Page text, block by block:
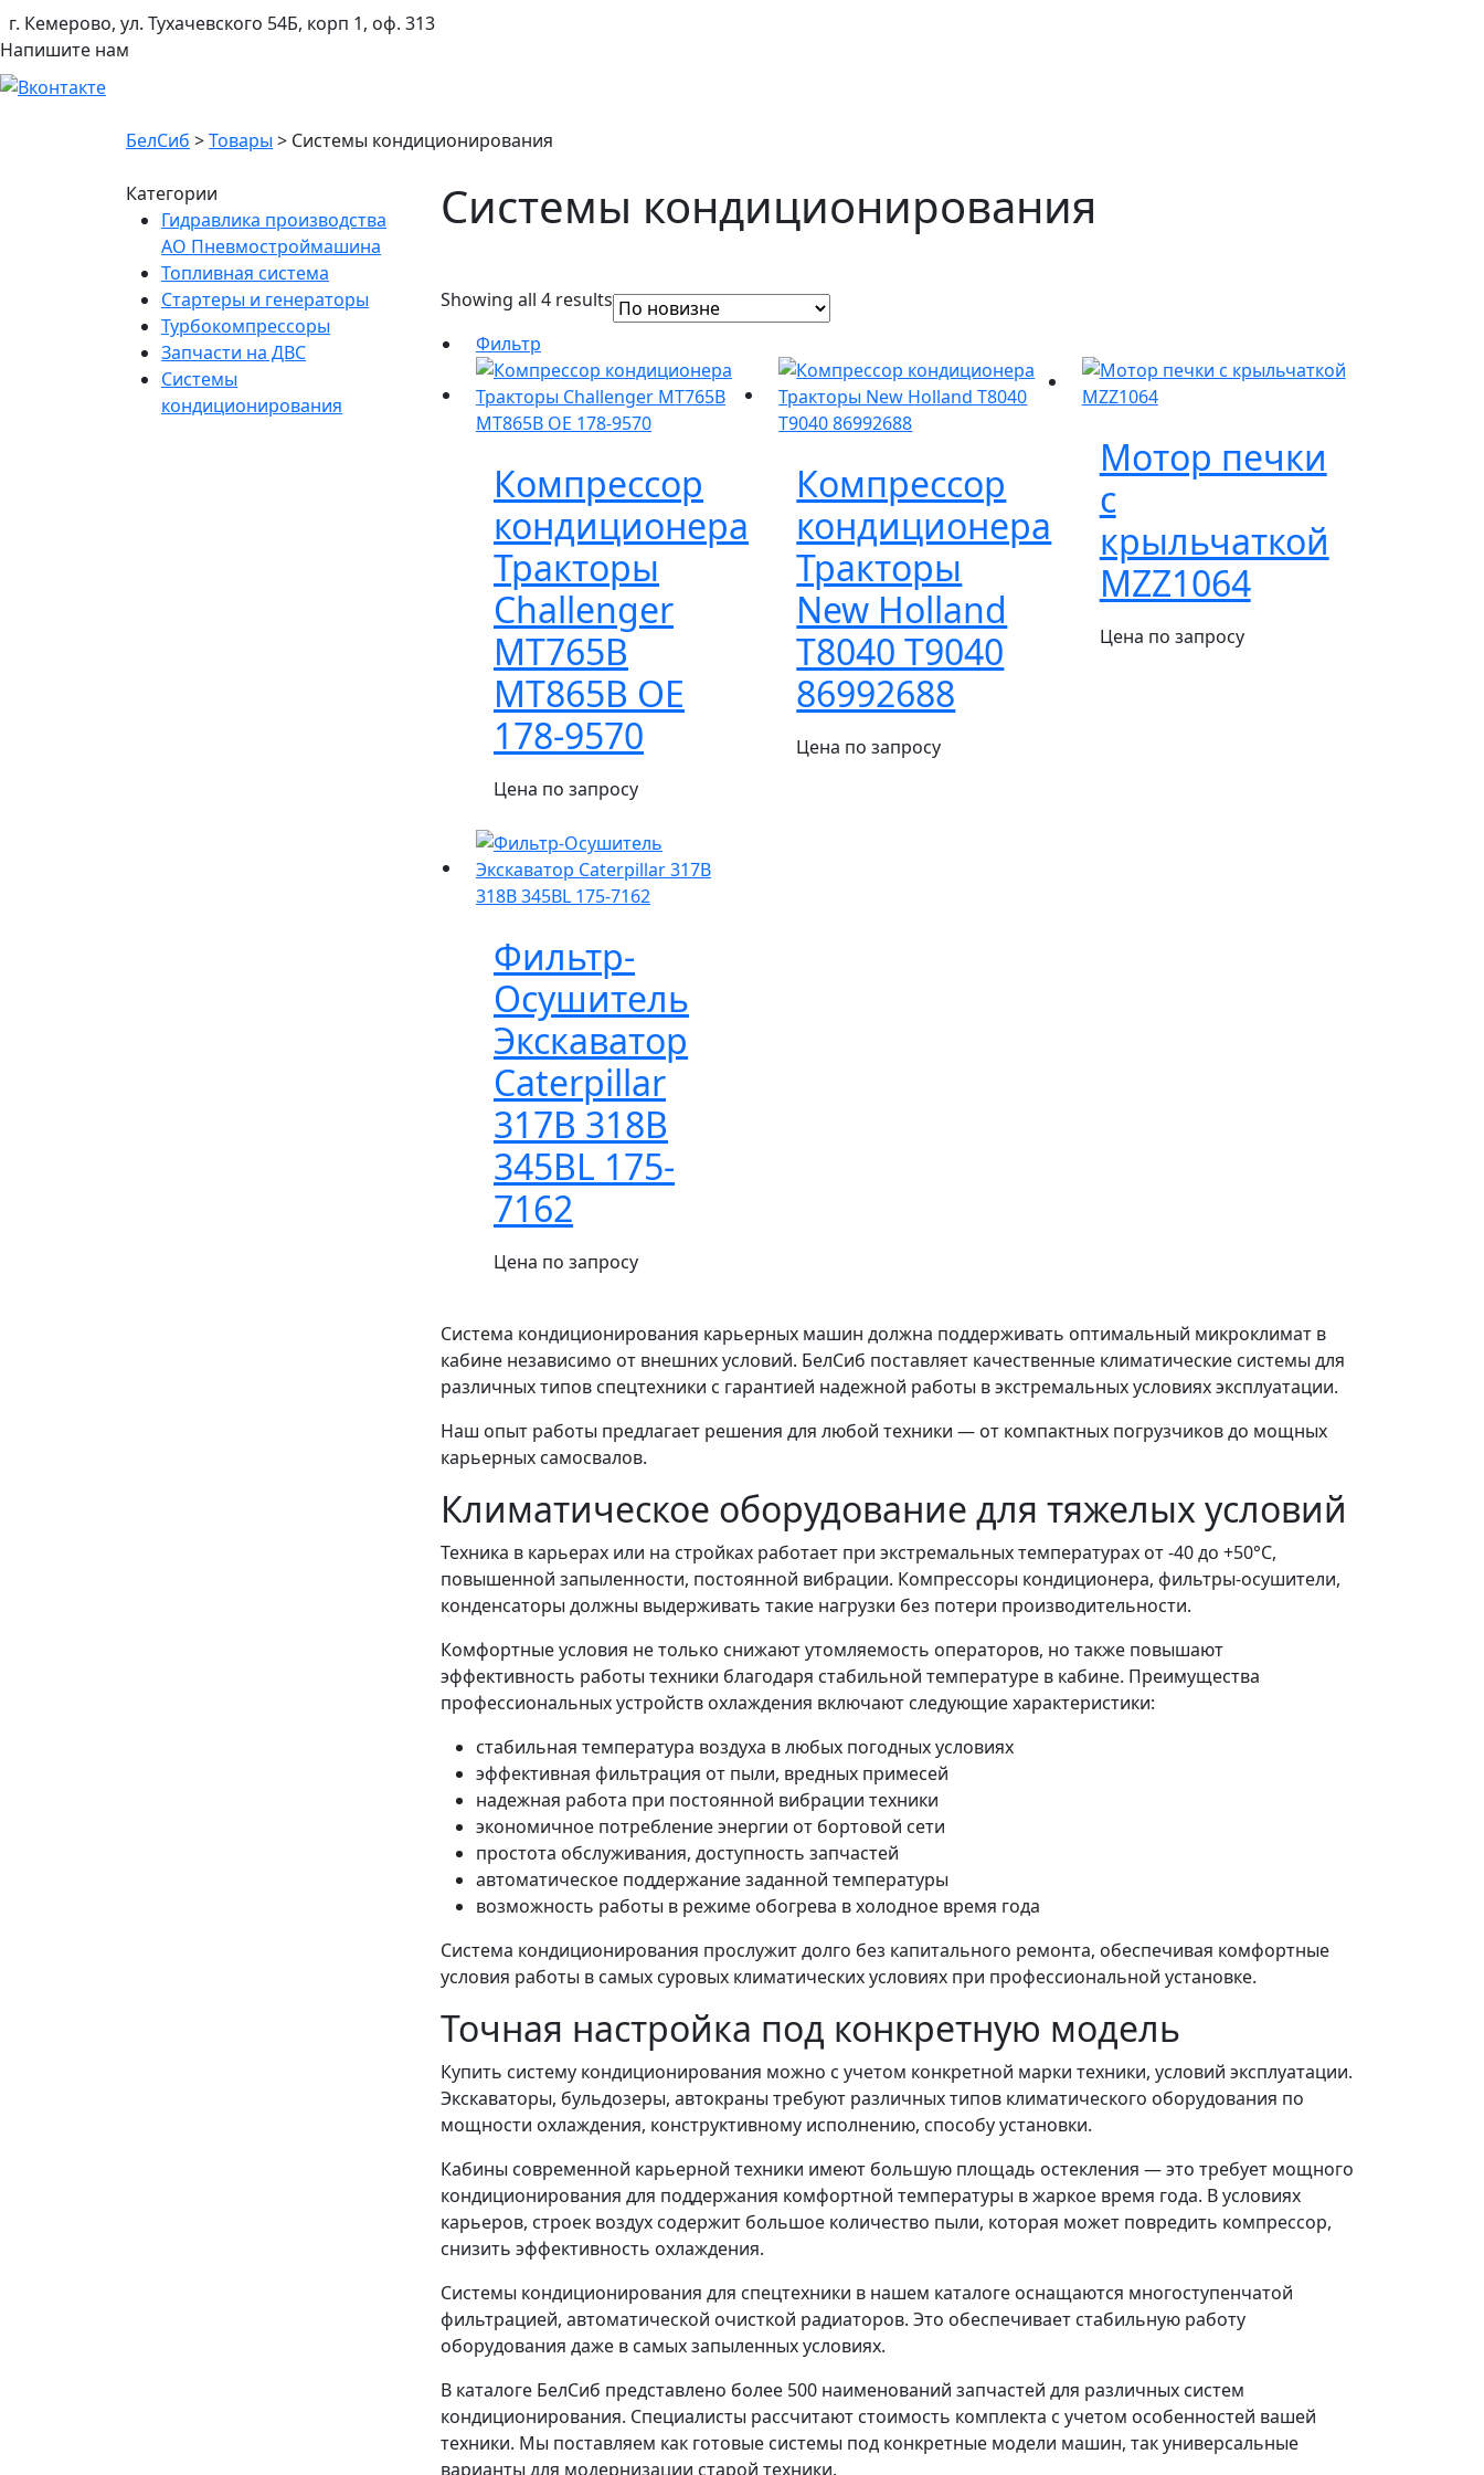
г. Кемерово, ул. Тухачевского 54Б, корп 1, оф. 313
Напишите нам
БелСиб >Товары > Системы кондиционирования
Категории
Гидравлика производства
АО Пневмостроймашина
Топливная система
Стартеры и генераторы
Турбокомпрессоры
Запчасти на ДВС
Системы
кондиционирования
Системы кондиционирования
Showing all 4 results
Фильтр
Компрессор
кондиционера
Тракторы
Challenger
MT765B
MT865B OE
178-9570
Цена по запросу
Компрессор
кондиционера
Тракторы
New Holland
Т8040 T9040
86992688
Цена по запросу
Мотор печки
c
крыльчаткой
MZZ1064
Цена по запросу
Фильтр-
Осушитель
Экскаватор
Caterpillar
317B 318B
345BL 175-
7162
Цена по запросу
Система кондиционирования карьерных машин должна поддерживать оптимальный микроклимат в
кабине независимо от внешних условий. БелСиб поставляет качественные климатические системы для
различных типов спецтехники с гарантией надежной работы в экстремальных условиях эксплуатации.
Наш опыт работы предлагает решения для любой техники — от компактных погрузчиков до мощных
карьерных самосвалов.
Климатическое оборудование для тяжелых условий
Техника в карьерах или на стройках работает при экстремальных температурах от -40 до +50°C,
повышенной запыленности, постоянной вибрации. Компрессоры кондиционера, фильтры-осушители,
конденсаторы должны выдерживать такие нагрузки без потери производительности.
Комфортные условия не только снижают утомляемость операторов, но также повышают
эффективность работы техники благодаря стабильной температуре в кабине. Преимущества
профессиональных устройств охлаждения включают следующие характеристики:
стабильная температура воздуха в любых погодных условиях
эффективная фильтрация от пыли, вредных примесей
надежная работа при постоянной вибрации техники
экономичное потребление энергии от бортовой сети
простота обслуживания, доступность запчастей
автоматическое поддержание заданной температуры
возможность работы в режиме обогрева в холодное время года
Система кондиционирования прослужит долго без капитального ремонта, обеспечивая комфортные
условия работы в самых суровых климатических условиях при профессиональной установке.
Точная настройка под конкретную модель
Купить систему кондиционирования можно с учетом конкретной марки техники, условий эксплуатации.
Экскаваторы, бульдозеры, автокраны требуют различных типов климатического оборудования по
мощности охлаждения, конструктивному исполнению, способу установки.
Кабины современной карьерной техники имеют большую площадь остекления — это требует мощного
кондиционирования для поддержания комфортной температуры в жаркое время года. В условиях
карьеров, строек воздух содержит большое количество пыли, которая может повредить компрессор,
снизить эффективность охлаждения.
Системы кондиционирования для спецтехники в нашем каталоге оснащаются многоступенчатой
фильтрацией, автоматической очисткой радиаторов. Это обеспечивает стабильную работу
оборудования даже в самых запыленных условиях.
В каталоге БелСиб представлено более 500 наименований запчастей для различных систем
кондиционирования. Специалисты рассчитают стоимость комплекта с учетом особенностей вашей
техники. Мы поставляем как готовые системы под конкретные модели машин, так универсальные
варианты для модернизации старой техники.